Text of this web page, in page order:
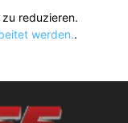
reduzieren.
werden..